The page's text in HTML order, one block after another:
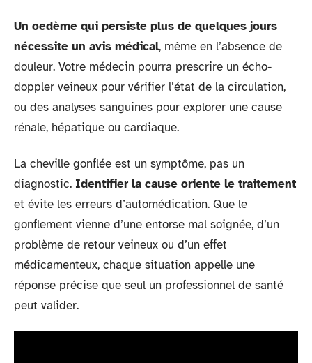
Un oedème qui persiste plus de quelques jours
nécessite un avis médical, même en l’absence de
douleur. Votre médecin pourra prescrire un écho-
doppler veineux pour vérifier l’état de la circulation,
ou des analyses sanguines pour explorer une cause
rénale, hépatique ou cardiaque.
La cheville gonflée est un symptôme, pas un
diagnostic. Identifier la cause oriente le traitement
et évite les erreurs d’automédication. Que le
gonflement vienne d’une entorse mal soignée, d’un
problème de retour veineux ou d’un effet
médicamenteux, chaque situation appelle une
réponse précise que seul un professionnel de santé
peut valider.